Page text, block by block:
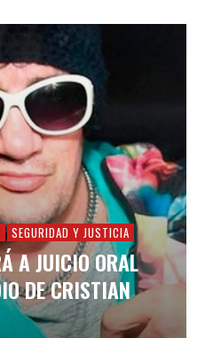
SEGURIDAD Y JUSTICIA
A JUICIO ORAL
DE CRISTIAN